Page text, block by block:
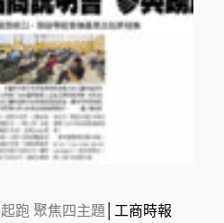
跑 聚焦四主題 │工商時報